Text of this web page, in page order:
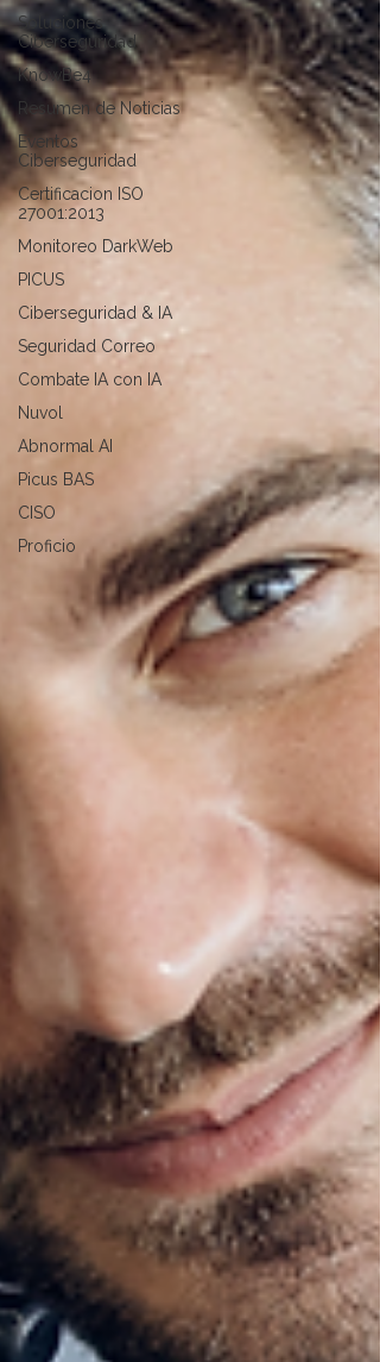
Soluciones
Ciberseguridad
KnowBe4
Resumen de Noticias
Eventos
Ciberseguridad
Certificacion ISO
27001:2013
Monitoreo DarkWeb
PICUS
Ciberseguridad & IA
Seguridad Correo
Combate IA con IA
Nuvol
Abnormal AI
Picus BAS
CISO
Proficio